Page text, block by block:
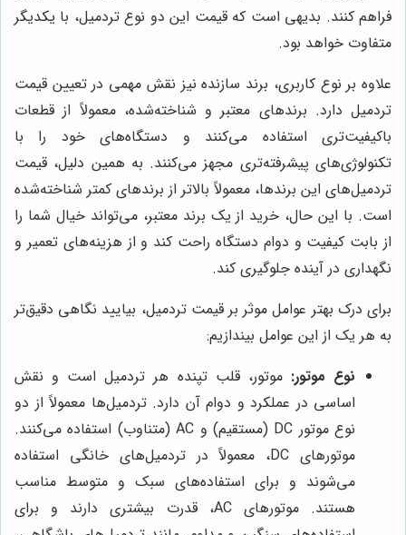
فراهم کنند. بدیهی است که قیمت این دو نوع تردمیل، با یکدیگر
متفاوت خواهد بود.
علاوه بر نوع کاربری، برند سازنده نیز نقش مهمی در تعیین قیمت
تردمیل دارد. برندهای معتبر و شناخته‌شده، معمولاً از قطعات
باکیفیت‌تری استفاده می‌کنند و دستگاه‌های خود را با
تکنولوژی‌های پیشرفته‌تری مجهز می‌کنند. به همین دلیل، قیمت
تردمیل‌های این برندها، معمولاً بالاتر از برندهای کمتر شناخته‌شده
است. با این حال، خرید از یک برند معتبر، می‌تواند خیال شما را
از بابت کیفیت و دوام دستگاه راحت کند و از هزینه‌های تعمیر و
نگهداری در آینده جلوگیری کند.
برای درک بهتر عوامل موثر بر قیمت تردمیل، بیایید نگاهی دقیق‌تر
به هر یک از این عوامل بیندازیم:
نوع موتور: موتور، قلب تپنده هر تردمیل است و نقش
اساسی در عملکرد و دوام آن دارد. تردمیل‌ها معمولاً از دو
نوع موتور DC (مستقیم) و AC (متناوب) استفاده می‌کنند.
موتورهای DC، معمولاً در تردمیل‌های خانگی استفاده
می‌شوند و برای استفاده‌های سبک و متوسط مناسب
هستند. موتورهای AC، قدرت بیشتری دارند و برای